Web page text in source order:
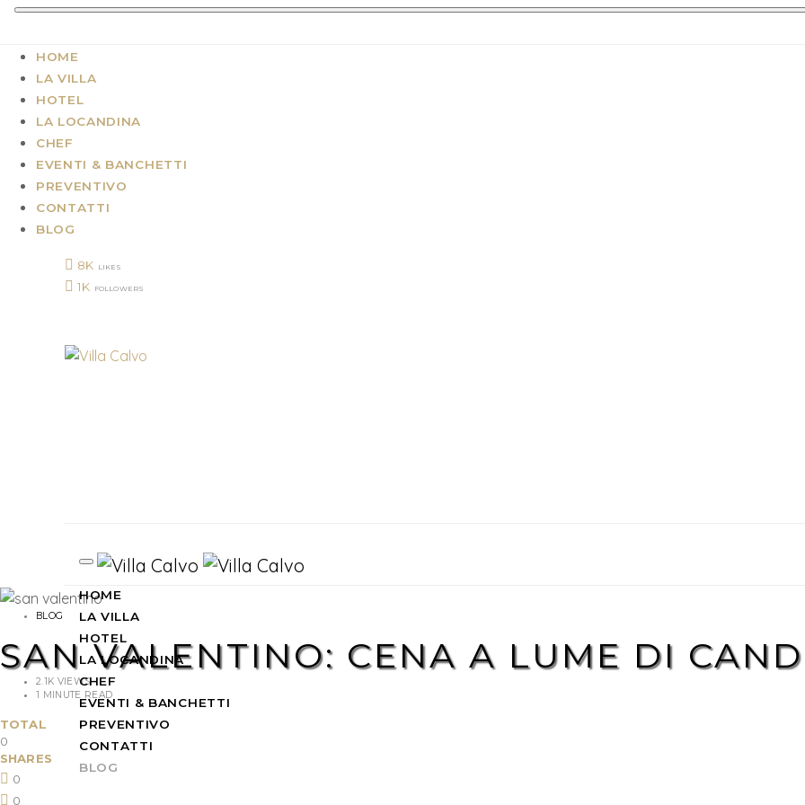
HOME
LA VILLA
HOTEL
LA LOCANDINA
CHEF
EVENTI & BANCHETTI
PREVENTIVO
CONTATTI
BLOG
8K LIKES
1K FOLLOWERS
HOME
LA VILLA
HOTEL
LA LOCANDINA
CHEF
EVENTI & BANCHETTI
PREVENTIVO
CONTATTI
BLOG
BLOG
SAN VALENTINO: CENA A LUME DI
2.1K VIEWS
1 MINUTE READ
TOTAL
0
SHARES
0
0